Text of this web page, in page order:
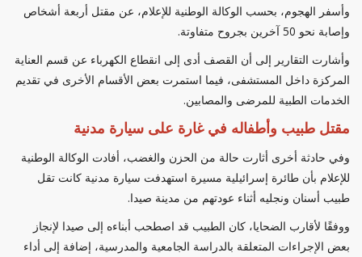
وأسفر الهجوم، بحسب الوكالة الوطنية للإعلام، عن مقتل أربعة أشخاص
وإصابة نحو 50 آخرين بجروح متفاوتة.
وأشارت التقارير إلى أن القصف أدى إلى انقطاع الكهرباء عن قسم العناية
المركزة داخل المستشفى، فيما استمرت بعض الأقسام الأخرى في تقديم
الخدمات الطبية للمرضى والمصابين.
مقتل طبيب وأطفاله في غارة على سيارة مدنية
وفي حادثة أخرى أثارت حالة من الحزن والغضب، أفادت الوكالة الوطنية
للإعلام بأن طائرة إسرائيلية مسيرة استهدفت سيارة مدنية كانت تقل
طبيب أسنان ونجليه أثناء عودتهم من مدينة صيدا.
ووفقًا لأقارب الضحايا، كان الطبيب قد اصطحب أبناءه إلى صيدا لإنجاز
بعض الإجراءات المتعلقة بالدراسة الجامعية والمدرسية، إضافة إلى أداء